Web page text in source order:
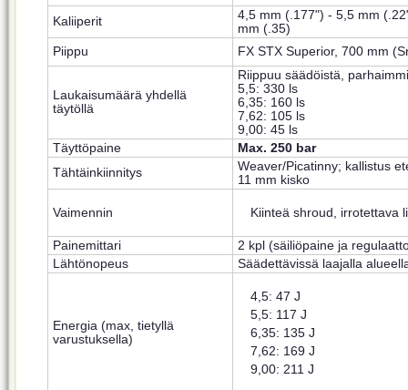
Kaliiperit
4,5 mm (.177") - 5,5 mm
mm (.35)
Piippu
FX STX Superior, 700 mm
Laukaisumäärä yhdellä
täytöllä
Riippuu säädöistä,
5,5: 330 ls
6,35: 160 ls
7,62: 105 ls
9,00: 45 ls
Täyttöpaine
Max. 250 bar
Tähtäinkiinnitys
Weaver/Picatinny; kallistus
11 mm kisko
Vaimennin Kiinteä shroud, irrotettava
Painemittari
2 kpl (säiliöpaine ja
Lähtönopeus
Säädettävissä laajalla
Energia (max, tietyllä
varustuksella)
4,5: 47 J
5,5: 117 J
6,35: 135 J
7,62: 169 J
9,00: 211 J